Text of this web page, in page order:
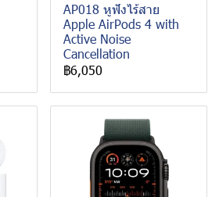
AP018 หูฟังไร้สาย
Apple AirPods 4 with
Active Noise
Cancellation
฿6,050